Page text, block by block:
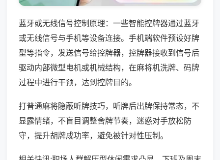
蓝牙或无线信号控制原理：一些智能控牌器通过蓝牙
或无线信号与手机等设备连接。手机端软件预设好牌
型等指令，发送信号给控牌器，控牌器接收到信号后
驱动内部微型电机或机械结构，在麻将机洗牌、码牌
过程中进行干预，达到控牌目的。
打普通麻将隐蔽听牌技巧，听牌后出牌保持常态，不
显露情绪，不盲目调整舍牌节奏，迷惑对手放松防
守，提升胡牌成功率，避免被针对性压制。